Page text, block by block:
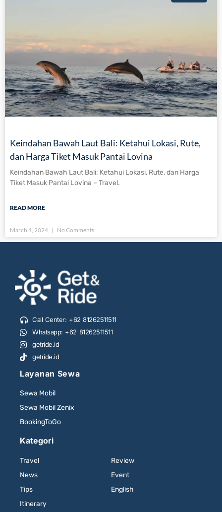
Keindahan Bawah Laut Bali: Ketahui Lokasi, Rute,
dan Harga Tiket Masuk Pantai Lovina
Keindahan Bawah Laut Bali: Ketahui Lokasi, Rute, dan Harga
Tiket Masuk Pantai Lovina – Travel.
READ MORE
March 4, 2024 No Comments
Call Center: +62 81262511511
Whatsapp: +62 81262511511
getride.id
getride.id
Layanan Sewa
Sewa Mobil
Sewa Mobil Zenix
BookingToGo
Kategori
Travel
News
Tips
Itinerary
Review
Event
English